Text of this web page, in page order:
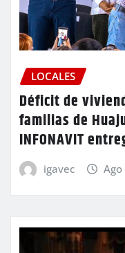
LOCALES
Déficit de
familias de
INFONAVIT
igavec